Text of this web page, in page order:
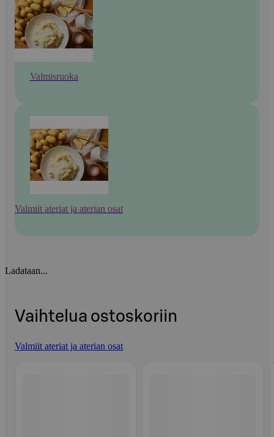
Valmisruoka
Valmiit ateriat ja aterian osat
Ladataan...
Vaihtelua ostoskoriin
Valmiit ateriat ja aterian osat